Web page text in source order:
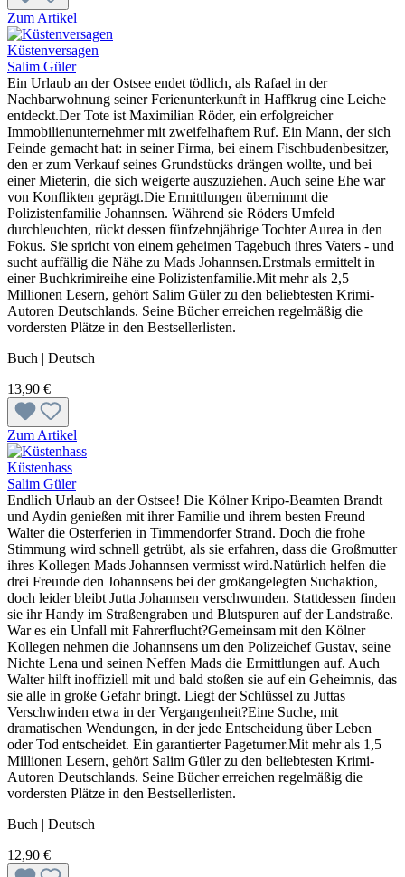
Zum Artikel
Küstenversagen
Salim Güler
Ein Urlaub an der Ostsee endet tödlich, als Rafael in der
Nachbarwohnung seiner Ferienunterkunft in Haffkrug eine Leiche
entdeckt.Der Tote ist Maximilian Röder, ein erfolgreicher
Immobilienunternehmer mit zweifelhaftem Ruf. Ein Mann, der sich
Feinde gemacht hat: in seiner Firma, bei einem Fischbudenbesitzer,
den er zum Verkauf seines Grundstücks drängen wollte, und bei
einer Mieterin, die sich weigerte auszuziehen. Auch seine Ehe war
von Konflikten geprägt.Die Ermittlungen übernimmt die
Polizistenfamilie Johannsen. Während sie Röders Umfeld
durchleuchten, rückt dessen fünfzehnjährige Tochter Aurea in den
Fokus. Sie spricht von einem geheimen Tagebuch ihres Vaters - und
sucht auffällig die Nähe zu Mads Johannsen.Erstmals ermittelt in
einer Buchkrimireihe eine Polizistenfamilie.Mit mehr als 2,5
Millionen Lesern, gehört Salim Güler zu den beliebtesten Krimi-
Autoren Deutschlands. Seine Bücher erreichen regelmäßig die
vordersten Plätze in den Bestsellerlisten.
Buch | Deutsch
13,90 €
Zum Artikel
Küstenhass
Salim Güler
Endlich Urlaub an der Ostsee! Die Kölner Kripo-Beamten Brandt
und Aydin genießen mit ihrer Familie und ihrem besten Freund
Walter die Osterferien in Timmendorfer Strand. Doch die frohe
Stimmung wird schnell getrübt, als sie erfahren, dass die Großmutter
ihres Kollegen Mads Johannsen vermisst wird.Natürlich helfen die
drei Freunde den Johannsens bei der großangelegten Suchaktion,
doch leider bleibt Jutta Johannsen verschwunden. Stattdessen finden
sie ihr Handy im Straßengraben und Blutspuren auf der Landstraße.
War es ein Unfall mit Fahrerflucht?Gemeinsam mit den Kölner
Kollegen nehmen die Johannsens um den Polizeichef Gustav, seine
Nichte Lena und seinen Neffen Mads die Ermittlungen auf. Auch
Walter hilft inoffiziell mit und bald stoßen sie auf ein Geheimnis, das
sie alle in große Gefahr bringt. Liegt der Schlüssel zu Juttas
Verschwinden etwa in der Vergangenheit?Eine Suche, mit
dramatischen Wendungen, in der jede Entscheidung über Leben
oder Tod entscheidet. Ein garantierter Pageturner.Mit mehr als 1,5
Millionen Lesern, gehört Salim Güler zu den beliebtesten Krimi-
Autoren Deutschlands. Seine Bücher erreichen regelmäßig die
vordersten Plätze in den Bestsellerlisten.
Buch | Deutsch
12,90 €